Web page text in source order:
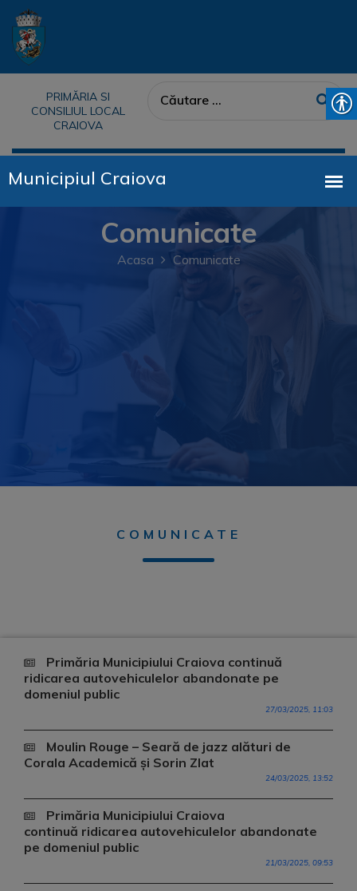
PRIMĂRIA SI
CONSILIUL LOCAL
CRAIOVA
Comunicate
Acasa Comunicate
COMUNICATE
Primăria Municipiului Craiova continuă
ridicarea autovehiculelor abandonate pe
domeniul public
27/03/2025, 11:03
Moulin Rouge – Seară de jazz alături de
Corala Academică și Sorin Zlat
24/03/2025, 13:52
Primăria Municipiului Craiova
continuă ridicarea autovehiculelor abandonate
pe domeniul public
21/03/2025, 09:53